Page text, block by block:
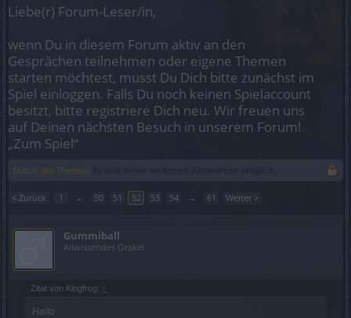
Liebe(r) Forum-Leser/in,
wenn Du in diesem Forum aktiv an den
Gesprächen teilnehmen oder eigene Themen
starten möchtest, musst Du Dich bitte zunächst im
Spiel einloggen. Falls Du noch keinen Spielaccount
besitzt, bitte registriere Dich neu. Wir freuen uns
auf Deinen nächsten Besuch in unserem Forum!
„Zum Spiel“
Status des Themas:
< Zurück 1 ← 50 51 52 53 54 → 61 Weiter >
Gummiball
Allwissendes Orakel
Zitat von Kingfrog: ↑
Hallo